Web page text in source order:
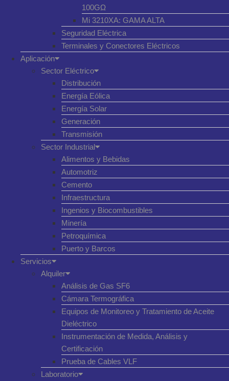
100GΩ
Mi 3210XA: GAMA ALTA
Seguridad Eléctrica
Terminales y Conectores Eléctricos
Aplicación
Sector Eléctrico
Distribución
Energía Eólica
Energía Solar
Generación
Transmisión
Sector Industrial
Alimentos y Bebidas
Automotriz
Cemento
Infraestructura
Ingenios y Biocombustibles
Minería
Petroquímica
Puerto y Barcos
Servicios
Alquiler
Análisis de Gas SF6
Cámara Termográfica
Equipos de Monitoreo y Tratamiento de Aceite
Dieléctrico
Instrumentación de Medida, Análisis y
Certificación
Prueba de Cables VLF
Laboratorio